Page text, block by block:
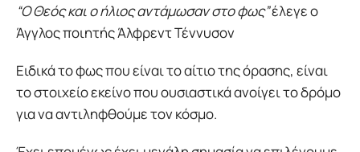
“Ο Θεός και ο ήλιος αντάμωσαν στο φως”έλεγε ο
Άγγλος ποιητής Άλφρεντ Τέννυσον
Ειδικά το φως που είναι το αίτιο της όρασης, είναι
το στοιχείο εκείνο που ουσιαστικά ανοίγει το δρόμο
για να αντιληφθούμε τον κόσμο.